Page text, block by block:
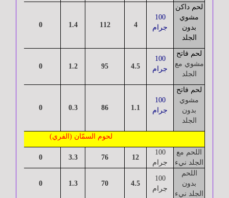
المُعدية
الأمراض
لحم داكن
مشوي
بدون
الجلد
100
جرام
4
112
1.4
0
لحم فاتح
مشوي مع
الجلد
100
جرام
4.5
95
1.2
0
لحم فاتح
مشوي
بدون
الجلد
100
جرام
1.1
86
0.3
0
لحوم السمّان (الفري)
اللحم مع
الجلد نيء
100
جرام
12
76
3.3
0
اللحم
بدون
الجلد نيء
100
جرام
4.5
70
1.3
0